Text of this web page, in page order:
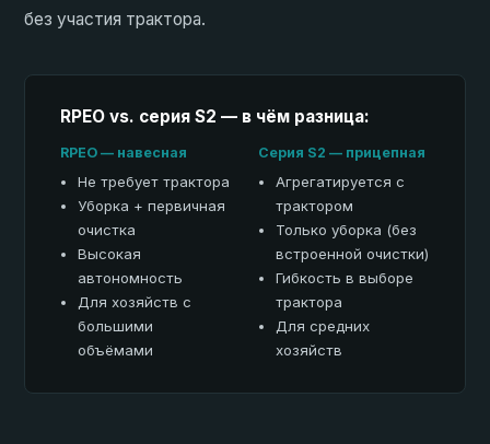
без участия трактора.
RPEO vs. серия S2 — в чём разница:
RPEO — навесная
Не требует трактора
Уборка + первичная
очистка
Высокая
автономность
Для хозяйств с
большими
объёмами
Серия S2 — прицепная
Агрегатируется с
трактором
Только уборка (без
встроенной очистки)
Гибкость в выборе
трактора
Для средних
хозяйств